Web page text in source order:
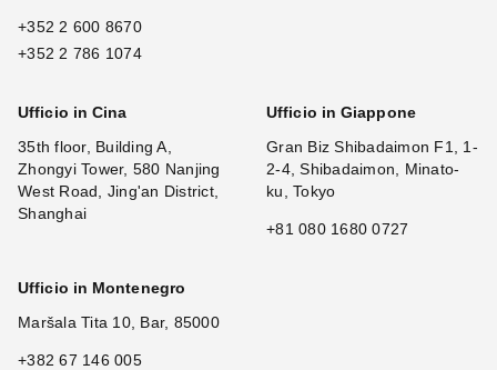
+352 2 600 8670
+352 2 786 1074
Ufficio in Cina
35th floor, Building A,
Zhongyi Tower, 580 Nanjing
West Road, Jing'an District,
Shanghai
Ufficio in Giappone
Gran Biz Shibadaimon F1, 1-
2-4, Shibadaimon, Minato-
ku, Tokyo
+81 080 1680 0727
Ufficio in Montenegro
Maršala Tita 10, Bar, 85000
+382 67 146 005